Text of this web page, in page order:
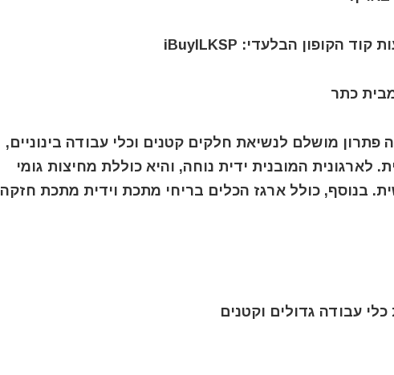
פתרון מושלם לנשיאת חלקים קטנים וכלי עבודה בינוניים,
לארגונית המובנית ידית נוחה, והיא כוללת מחיצות גומי
בנוסף, כולל ארגז הכלים בריחי מתכת וידית מתכת חזקה
עבודה גדולים וקטנים